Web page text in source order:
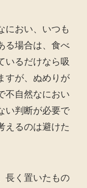
におい、いつも
る場合は、食べ
いるだけなら吸
すが、ぬめりが
不自然なにおい
い判断が必要で
えるのは避けた
長く置いたもの